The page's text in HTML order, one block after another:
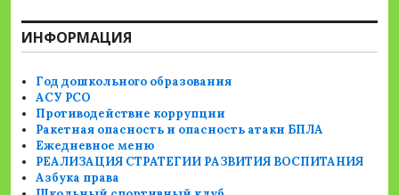
ИНФОРМАЦИЯ
Год дошкольного образования
АСУ РСО
Противодействие коррупции
Ракетная опасность и опасность атаки БПЛА
Ежедневное меню
РЕАЛИЗАЦИЯ СТРАТЕГИИ РАЗВИТИЯ ВОСПИТАНИЯ
Азбука права